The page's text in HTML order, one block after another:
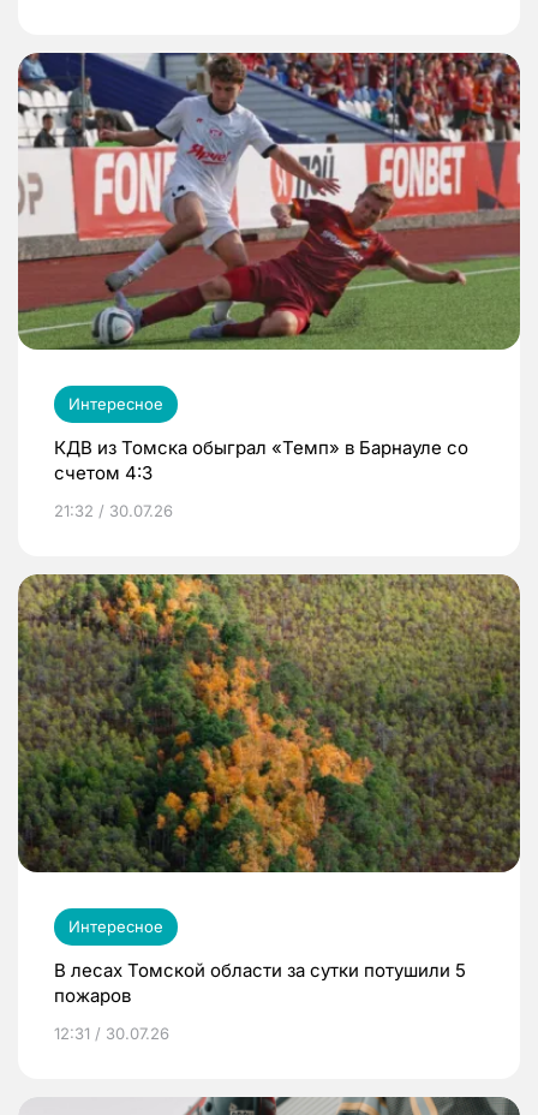
Интересное
КДВ из Томска обыграл «Темп» в Барнауле со
счетом 4:3
21:32 / 30.07.26
Интересное
В лесах Томской области за сутки потушили 5
пожаров
12:31 / 30.07.26